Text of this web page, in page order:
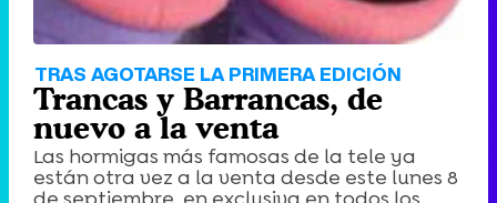
TRAS AGOTARSE LA PRIMERA EDICIÓN
Trancas y Barrancas, de
nuevo a la venta
Las hormigas más famosas de la tele ya
están otra vez a la venta desde este lunes 8